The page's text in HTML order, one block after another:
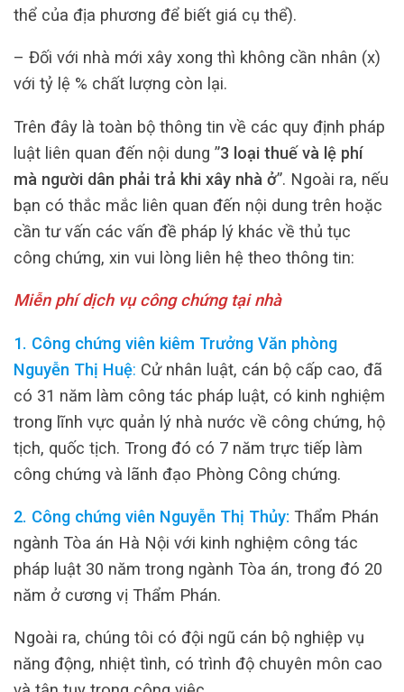
thể của địa phương để biết giá cụ thể).
– Đối với nhà mới xây xong thì không cần nhân (x)
với tỷ lệ % chất lượng còn lại.
Trên đây là toàn bộ thông tin về các quy định pháp
luật liên quan đến nội dung ”3 loại thuế và lệ phí
mà người dân phải trả khi xây nhà ở”. Ngoài ra, nếu
bạn có thắc mắc liên quan đến nội dung trên hoặc
cần tư vấn các vấn đề pháp lý khác về thủ tục
công chứng, xin vui lòng liên hệ theo thông tin:
Miễn phí dịch vụ công chứng tại nhà
1. Công chứng viên kiêm Trưởng Văn phòng
Nguyễn Thị Huệ: Cử nhân luật, cán bộ cấp cao, đã
có 31 năm làm công tác pháp luật, có kinh nghiệm
trong lĩnh vực quản lý nhà nước về công chứng, hộ
tịch, quốc tịch. Trong đó có 7 năm trực tiếp làm
công chứng và lãnh đạo Phòng Công chứng.
2. Công chứng viên Nguyễn Thị Thủy: Thẩm Phán
ngành Tòa án Hà Nội với kinh nghiệm công tác
pháp luật 30 năm trong ngành Tòa án, trong đó 20
năm ở cương vị Thẩm Phán.
Ngoài ra, chúng tôi có đội ngũ cán bộ nghiệp vụ
năng động, nhiệt tình, có trình độ chuyên môn cao